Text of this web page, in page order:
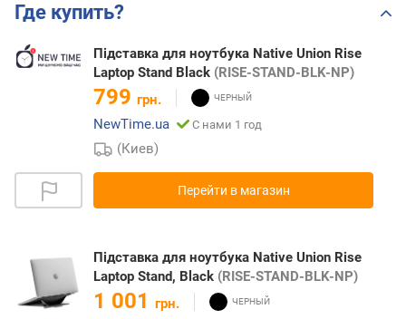
Где купить?
Підставка для ноутбука Native Union Rise
Laptop Stand Black (RISE-STAND-BLK-NP)
799 грн.
NewTime.ua
С нами 1 год
(Киев)
Перейти в магазин
Підставка для ноутбука Native Union Rise
Laptop Stand, Black (RISE-STAND-BLK-NP)
1 001 грн.